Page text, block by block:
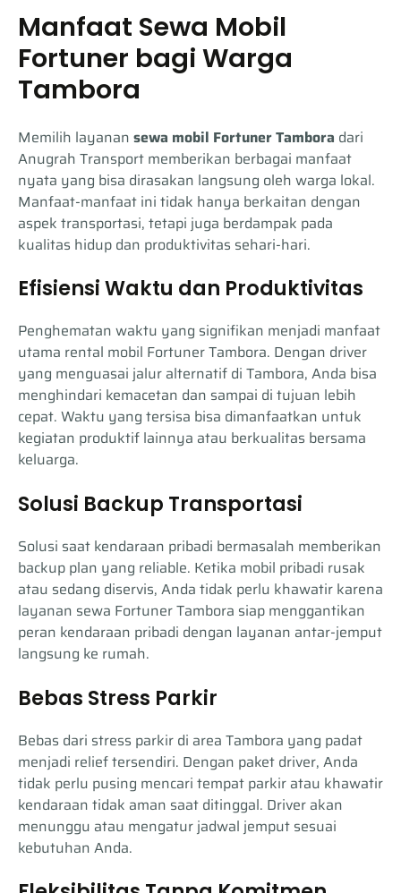
Manfaat Sewa Mobil
Fortuner bagi Warga
Tambora
Memilih layanan sewa mobil Fortuner Tambora dari
Anugrah Transport memberikan berbagai manfaat
nyata yang bisa dirasakan langsung oleh warga lokal.
Manfaat-manfaat ini tidak hanya berkaitan dengan
aspek transportasi, tetapi juga berdampak pada
kualitas hidup dan produktivitas sehari-hari.
Efisiensi Waktu dan Produktivitas
Penghematan waktu yang signifikan menjadi manfaat
utama rental mobil Fortuner Tambora. Dengan driver
yang menguasai jalur alternatif di Tambora, Anda bisa
menghindari kemacetan dan sampai di tujuan lebih
cepat. Waktu yang tersisa bisa dimanfaatkan untuk
kegiatan produktif lainnya atau berkualitas bersama
keluarga.
Solusi Backup Transportasi
Solusi saat kendaraan pribadi bermasalah memberikan
backup plan yang reliable. Ketika mobil pribadi rusak
atau sedang diservis, Anda tidak perlu khawatir karena
layanan sewa Fortuner Tambora siap menggantikan
peran kendaraan pribadi dengan layanan antar-jemput
langsung ke rumah.
Bebas Stress Parkir
Bebas dari stress parkir di area Tambora yang padat
menjadi relief tersendiri. Dengan paket driver, Anda
tidak perlu pusing mencari tempat parkir atau khawatir
kendaraan tidak aman saat ditinggal. Driver akan
menunggu atau mengatur jadwal jemput sesuai
kebutuhan Anda.